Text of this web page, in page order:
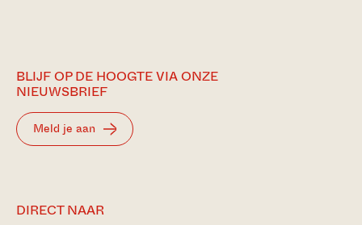
BLIJF OP DE HOOGTE VIA ONZE
NIEUWSBRIEF
Meld je aan
DIRECT NAAR